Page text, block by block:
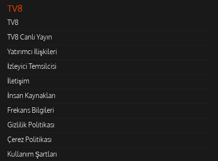
TV8
TV8
TV8 Canlı Yayın
Yatırımcı İlişkileri
İzleyici Temsilcisi
İletişim
İnsan Kaynakları
Frekans Bilgileri
Gizlilik Politikası
Çerez Politikası
Kullanım Şartları